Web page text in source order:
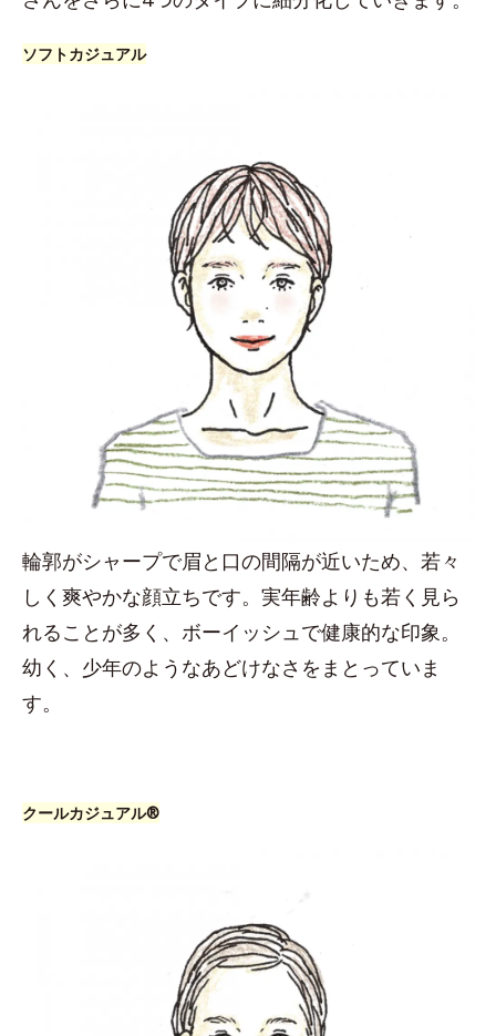
ソフトカジュアル
輪郭がシャープで眉と口の間隔が近いため、若々
しく爽やかな顔立ちです。実年齢よりも若く見ら
れることが多く、ボーイッシュで健康的な印象。
幼く、少年のようなあどけなさをまとっていま
す。
クールカジュアル®